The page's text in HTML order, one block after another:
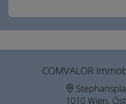
COMVALOR
1010 Wien,